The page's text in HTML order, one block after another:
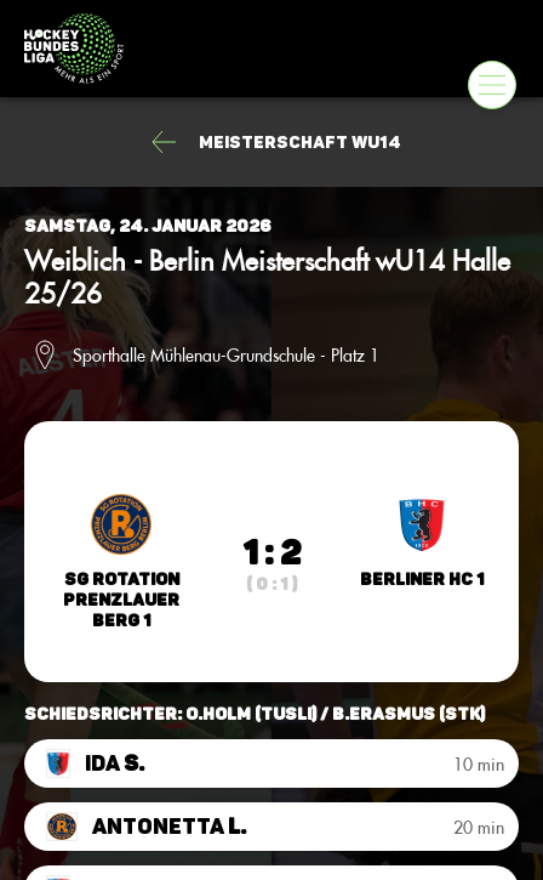
Meisterschaft wU14
Samstag, 24. Januar 2026
Weiblich - Berlin Meisterschaft wU14 Halle
25/26
Sporthalle Mühlenau-Grundschule - Platz 1
SG Rotation
Prenzlauer
Berg 1
1 : 2
( 0 : 1 ) Berliner HC 1
Schiedsrichter: O.Holm (TuSLi) / B.Erasmus (STK)
IdaS. 10 min
AntonettaL. 20 min